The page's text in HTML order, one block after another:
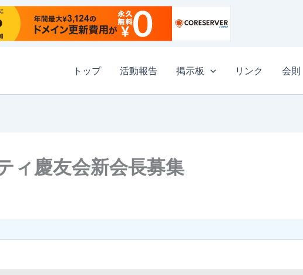
トップ 活動報告 掲示板 リンク 会則
ィ慶友会新会長募集